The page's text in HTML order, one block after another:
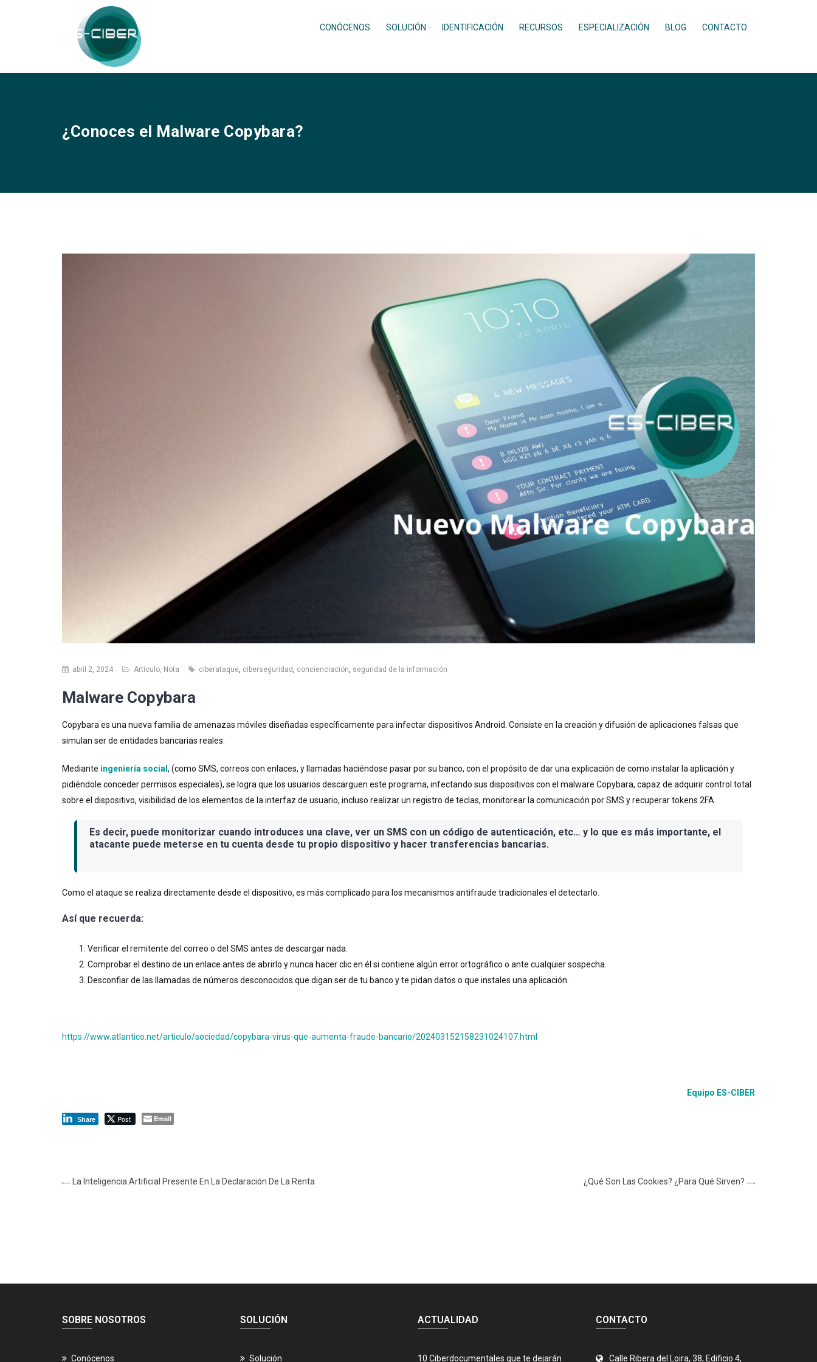
CONÓCENOS SOLUCIÓN IDENTIFICACIÓN RECURSOS ESPECIALIZACIÓN BLOG CONTACTO
¿Conoces el Malware Copybara?
abril 2, 2024 Artículo, Nota ciberataque, ciberseguridad, concienciación, seguridad de la información
Malware Copybara
Copybara es una nueva familia de amenazas móviles diseñadas específicamente para infectar dispositivos Android. Consiste en la creación y difusión de aplicaciones falsas que
simulan ser de entidades bancarias reales.
Mediante ingeniería social , (como SMS, correos con enlaces, y llamadas haciéndose pasar por su banco, con el propósito de dar una explicación de como instalar la aplicación y
pidiéndole conceder permisos especiales), se logra que los usuarios descarguen este programa, infectando sus dispositivos con el malware Copybara, capaz de adquirir control total
sobre el dispositivo, visibilidad de los elementos de la interfaz de usuario, incluso realizar un registro de teclas, monitorear la comunicación por SMS y recuperar tokens 2FA.
Es decir, puede monitorizar cuando introduces una clave, ver un SMS con un código de autenticación, etc… y lo que es más importante, el
atacante puede meterse en tu cuenta desde tu propio dispositivo y hacer transferencias bancarias.
Como el ataque se realiza directamente desde el dispositivo, es más complicado para los mecanismos antifraude tradicionales el detectarlo.
Así que recuerda:
Verificar el remitente del correo o del SMS antes de descargar nada.
Comprobar el destino de un enlace antes de abrirlo y nunca hacer clic en él si contiene algún error ortográfico o ante cualquier sospecha.
Desconfiar de las llamadas de números desconocidos que digan ser de tu banco y te pidan datos o que instales una aplicación.
https://www.atlantico.net/articulo/sociedad/copybara-virus-que-aumenta-fraude-bancario/202403152158231024107.html
Equipo ES-CIBER
Share Post Email
La Inteligencia Artificial Presente En La Declaración De La Renta ¿Qué Son Las Cookies? ¿Para Qué Sirven?
SOBRE NOSOTROS
Conócenos
SOLUCIÓN
Solución
ACTUALIDAD
10 Ciberdocumentales que te dejarán
CONTACTO
Calle Ribera del Loira, 38, Edificio 4,